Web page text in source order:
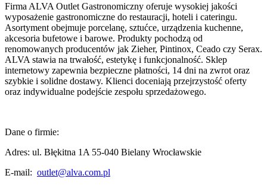
Firma ALVA Outlet Gastronomiczny oferuje wysokiej jakości
wyposażenie gastronomiczne do restauracji, hoteli i cateringu.
Asortyment obejmuje porcelanę, sztućce, urządzenia kuchenne,
akcesoria bufetowe i barowe. Produkty pochodzą od
renomowanych producentów jak Zieher, Pintinox, Ceado czy Serax.
ALVA stawia na trwałość, estetykę i funkcjonalność. Sklep
internetowy zapewnia bezpieczne płatności, 14 dni na zwrot oraz
szybkie i solidne dostawy. Klienci doceniają przejrzystość oferty
oraz indywidualne podejście zespołu sprzedażowego.
Dane o firmie:
Adres: ul. Błękitna 1A 55-040 Bielany Wrocławskie
E-mail: outlet@alva.com.pl